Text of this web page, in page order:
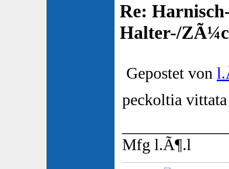
Re:
Halter-/
Gepostet von
peckoltia
Mfg l.Ã¶.l